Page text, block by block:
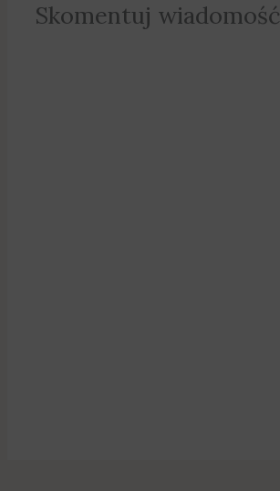
Skomentuj wiadomość